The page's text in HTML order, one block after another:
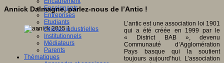
Enseignants
Entreprises
Etudiants
Filières industrielles
Institutionnels
Médiateurs
Parents
Thématiques
Annick Dalmagne, parlez-nous de l’Antic !
L’antic est une association loi 1901
qui a été créée en 1999 par le
« District BAB », devenu
Communauté d’Agglomération
Pays basque qui la soutient
toujours aujourd’hui. L’association